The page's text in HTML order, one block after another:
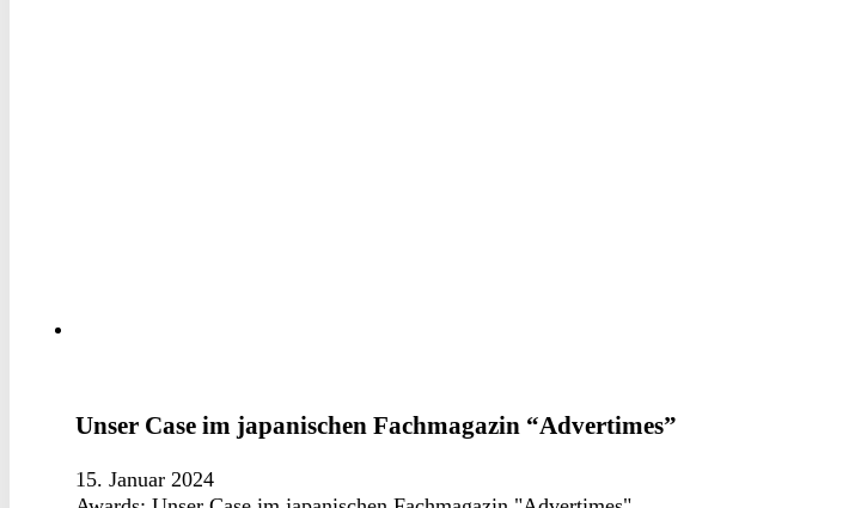
Unser Case im japanischen Fachmagazin “Advertimes”
15. Januar 2024